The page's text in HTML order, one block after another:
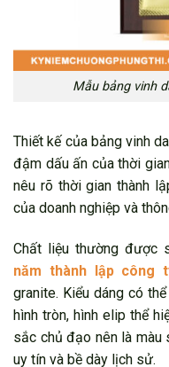
Mẫu bảng vinh
Thiết kế của bảng vinh
đậm dấu ấn của thời
nêu rõ thời gian thành
của doanh nghiệp và
Chất liệu thường được
năm thành lập công
granite. Kiểu dáng có
hình tròn, hình elip thể
sắc chủ đạo nên là màu
uy tín và bề dày lịch sử.